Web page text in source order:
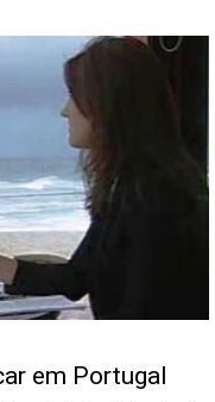
em Portugal